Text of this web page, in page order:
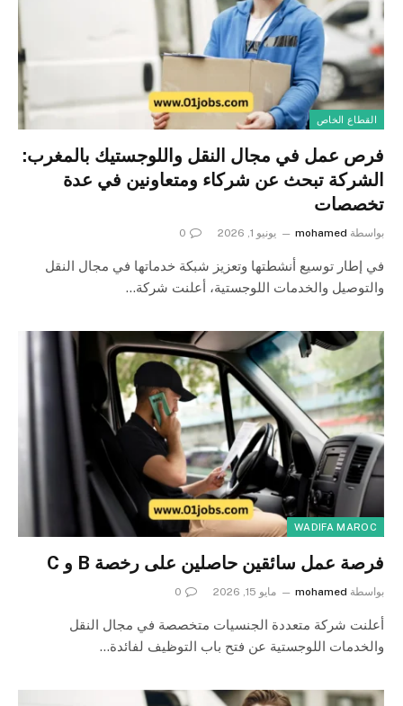
القطاع الخاص
فرص عمل في مجال النقل واللوجستيك بالمغرب:
الشركة تبحث عن شركاء ومتعاونين في عدة
تخصصات
بواسطة mohamed يونيو 1, 2026 0
في إطار توسيع أنشطتها وتعزيز شبكة خدماتها في مجال النقل
والتوصيل والخدمات اللوجستية، أعلنت شركة…
WADIFA MAROC
فرصة عمل سائقين حاصلين على رخصة B و C
بواسطة mohamed مايو 15, 2026 0
أعلنت شركة متعددة الجنسيات متخصصة في مجال النقل
والخدمات اللوجستية عن فتح باب التوظيف لفائدة…